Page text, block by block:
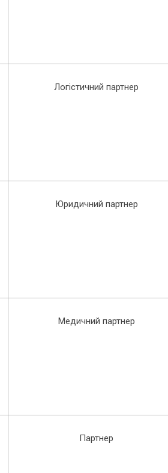
Логістичний партнер
Юридичний партнер
Медичний партнер
Партнер